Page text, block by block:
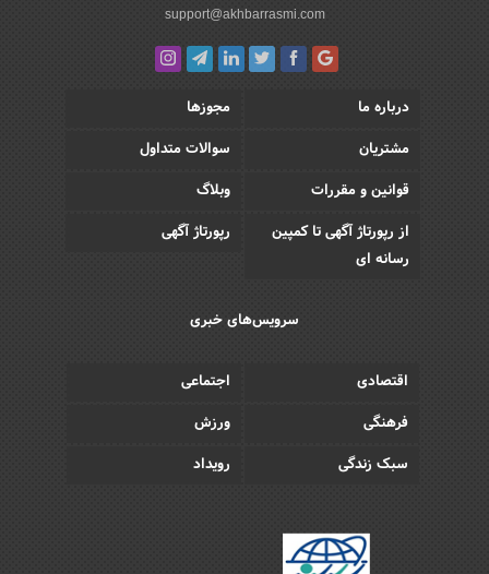
support@akhbarrasmi.com
درباره ما
مجوزها
مشتریان
سوالات متداول
قوانین و مقررات
وبلاگ
از رپورتاژ آگهی تا کمپین
رسانه ای
رپورتاژ آگهی
سرویس‌های خبری
اقتصادی
اجتماعی
فرهنگی
ورزش
سبک زندگی
رویداد